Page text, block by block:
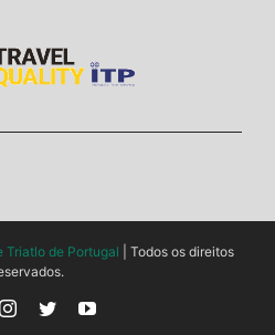
Triatlo de Portugal | Todos os direitos
Instagram
TwitterYouTube